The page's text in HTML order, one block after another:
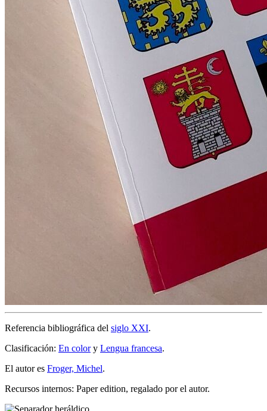
Referencia bibliográfica del siglo XXI.
Clasificación: En colory Lengua francesa.
El autor es Froger, Michel.
Recursos internos: Paper edition, regalado por el autor.